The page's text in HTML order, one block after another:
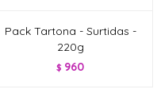
Pack Tartona - Surtidas -
220g
$ 960